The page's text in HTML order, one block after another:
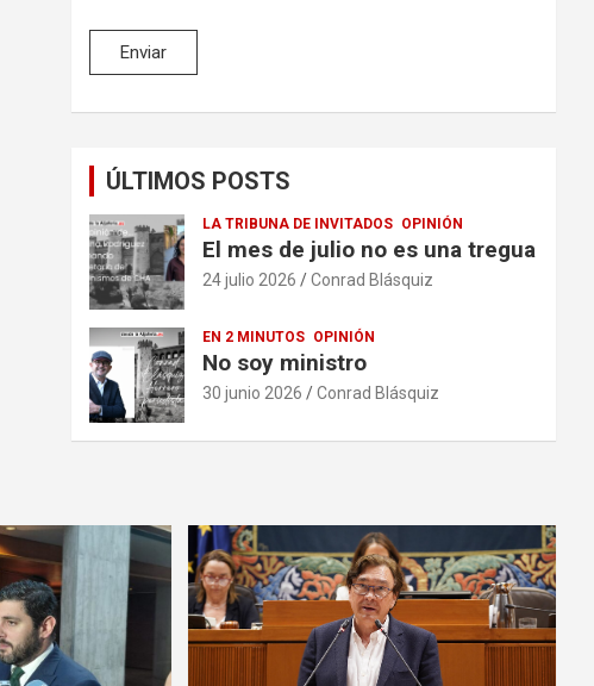
ÚLTIMOS POSTS
LA TRIBUNA DE INVITADOS OPINIÓN
El mes de julio no es una tregua
24 julio 2026 Conrad Blásquiz
EN 2 MINUTOS OPINIÓN
No soy ministro
30 junio 2026 Conrad Blásquiz